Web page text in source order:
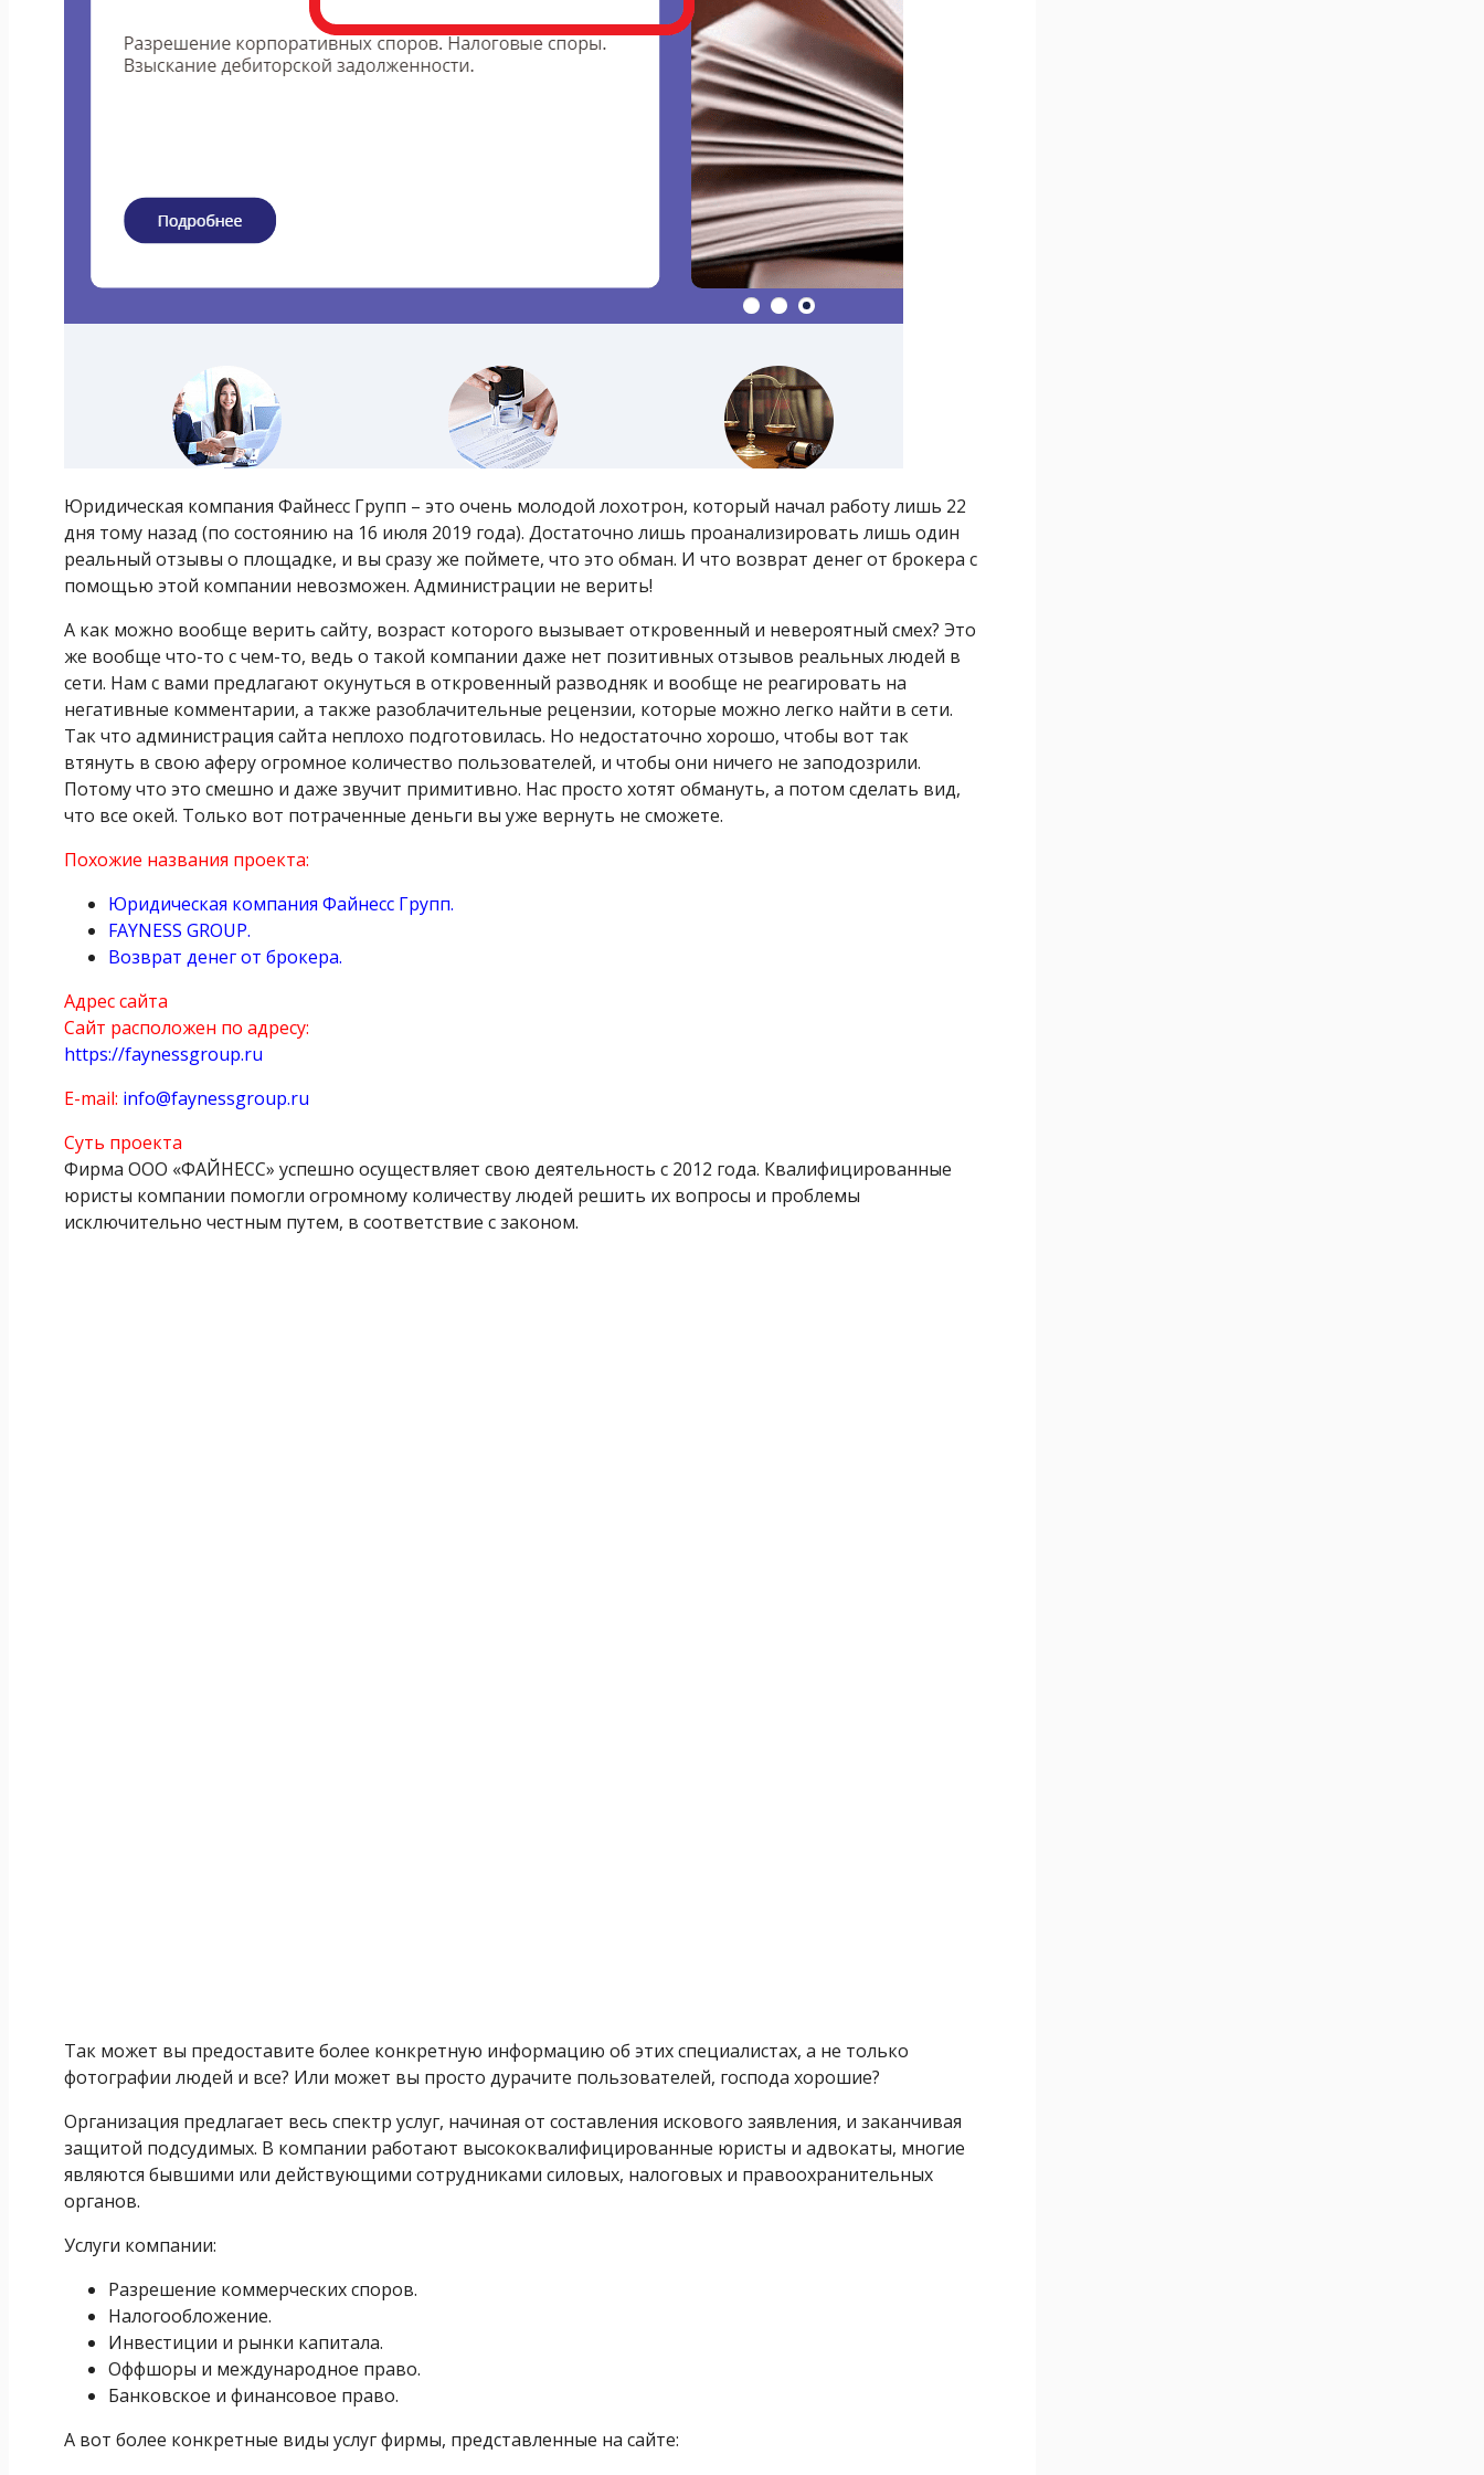
Юридическая компания Файнесс Групп – это очень молодой лохотрон, который начал работу лишь 22
дня тому назад (по состоянию на 16 июля 2019 года). Достаточно лишь проанализировать лишь один
реальный отзывы о площадке, и вы сразу же поймете, что это обман. И что возврат денег от брокера с
помощью этой компании невозможен. Администрации не верить!
А как можно вообще верить сайту, возраст которого вызывает откровенный и невероятный смех? Это
же вообще что-то с чем-то, ведь о такой компании даже нет позитивных отзывов реальных людей в
сети. Нам с вами предлагают окунуться в откровенный разводняк и вообще не реагировать на
негативные комментарии, а также разоблачительные рецензии, которые можно легко найти в сети.
Так что администрация сайта неплохо подготовилась. Но недостаточно хорошо, чтобы вот так
втянуть в свою аферу огромное количество пользователей, и чтобы они ничего не заподозрили.
Потому что это смешно и даже звучит примитивно. Нас просто хотят обмануть, а потом сделать вид,
что все окей. Только вот потраченные деньги вы уже вернуть не сможете.
Похожие названия проекта:
Юридическая компания Файнесс Групп.
FAYNESS GROUP.
Возврат денег от брокера.
Адрес сайта
Сайт расположен по адресу:
https://faynessgroup.ru
E-mail: info@faynessgroup.ru
Суть проекта
Фирма ООО «ФАЙНЕСС» успешно осуществляет свою деятельность с 2012 года. Квалифицированные
юристы компании помогли огромному количеству людей решить их вопросы и проблемы
исключительно честным путем, в соответствие с законом.
Так может вы предоставите более конкретную информацию об этих специалистах, а не только
фотографии людей и все? Или может вы просто дурачите пользователей, господа хорошие?
Организация предлагает весь спектр услуг, начиная от составления искового заявления, и заканчивая
защитой подсудимых. В компании работают высококвалифицированные юристы и адвокаты, многие
являются бывшими или действующими сотрудниками силовых, налоговых и правоохранительных
органов.
Услуги компании:
Разрешение коммерческих споров.
Налогообложение.
Инвестиции и рынки капитала.
Оффшоры и международное право.
Банковское и финансовое право.
А вот более конкретные виды услуг фирмы, представленные на сайте: